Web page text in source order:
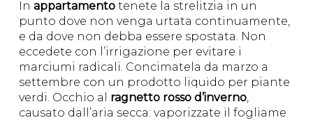
In appartamentotenete la strelitzia in un
punto dove non venga urtata continuamente,
e da dove non debba essere spostata. Non
eccedete con l’irrigazione per evitare i
marciumi radicali. Concimatela da marzo a
settembre con un prodotto liquido per piante
verdi. Occhio al ragnetto rosso d’inverno,
causato dall’aria secca: vaporizzate il fogliame